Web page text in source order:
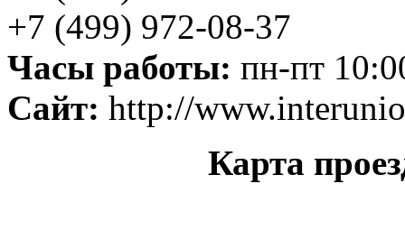
+7 (499) 972-08-37
Часы работы: пн-пт
Сайт: http://
Карта